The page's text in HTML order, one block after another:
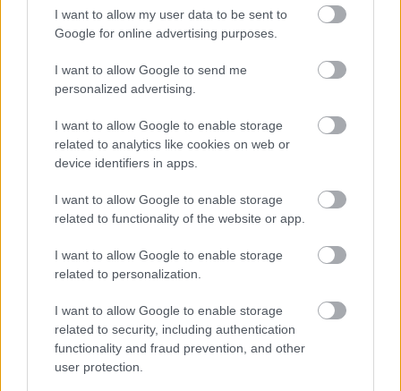
I want to allow my user data to be sent to
Google for online advertising purposes.
I want to allow Google to send me
personalized advertising.
I want to allow Google to enable storage
related to analytics like cookies on web or
device identifiers in apps.
I want to allow Google to enable storage
related to functionality of the website or app.
I want to allow Google to enable storage
related to personalization.
I want to allow Google to enable storage
related to security, including authentication
functionality and fraud prevention, and other
user protection.
eleje iránti nosztalgiát is. Más kérdés, hogy a
végtermékben ebből nem látszik olyan sok, kivéve a
zenei betétek megválogatását, ami túlmutat azon, hogy a
Limp Bizkit adja a főcím aláfestését. Persze a
melyik évek környékén játszódik Dantéék kalandja,
ahogy egy-egy videófelvételt CD-n adnak át a
visszarepíti a korszakba, amikor meghallják mondjuk a
Papa Roach egyik számát.
Nem akarsz lemaradni semmiről?
Rengeteg hír és cikk vár rád, lehet, hogy éppen nem
jön szembe GSO-n vagy a social médiában. Segítünk,
hogy naprakész maradj, kiválogatjuk neked a
legjobbakat,